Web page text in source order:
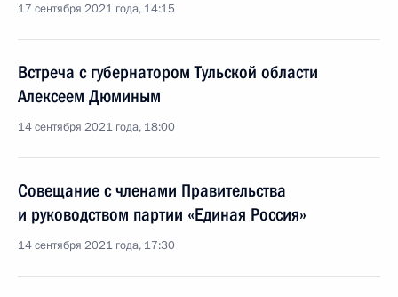
17 сентября 2021 года, 14:15
Встреча с губернатором Тульской области
Алексеем Дюминым
14 сентября 2021 года, 18:00
Совещание с членами Правительства
и руководством партии «Единая Россия»
14 сентября 2021 года, 17:30